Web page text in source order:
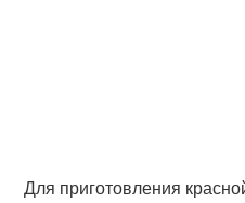
Для приготовления